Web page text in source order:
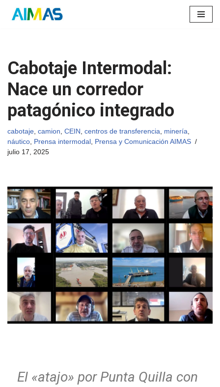
Cabotaje Intermodal:
Nace un corredor
patagónico integrado
cabotaje, camion, CEIN , centros de transferencia, minería,
náutico, Prensa intermodal , Prensa y Comunicación AIMAS
julio 17, 2025
El «atajo» por Punta Quilla con